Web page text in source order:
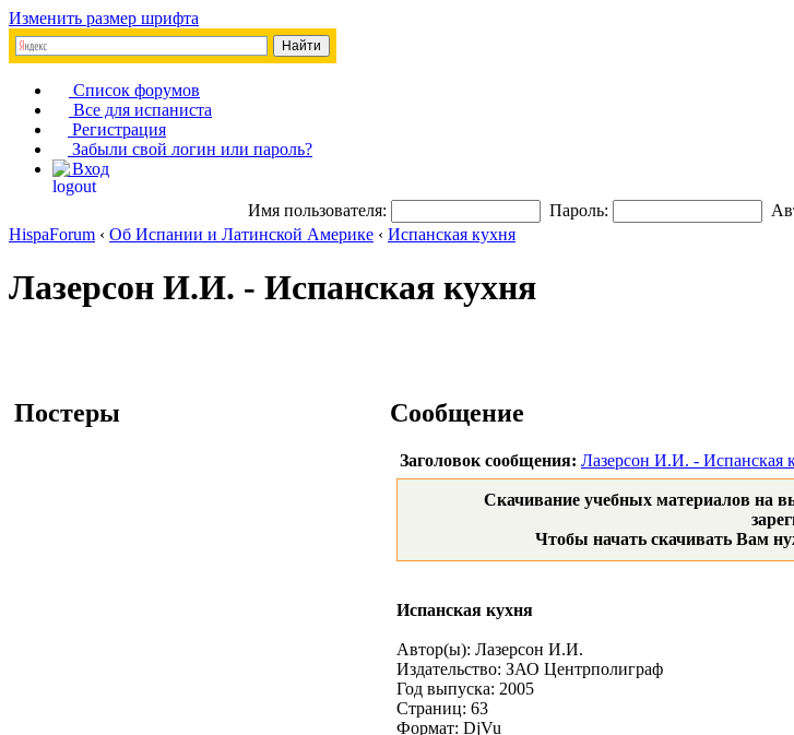
Изменить размер шрифта
Список форумов
Все для испаниста
Регистрация
Забыли свой логин или пароль?
Вход
Имя пользователя: Пароль:
HispaForum ‹ Об Испании и Латинской Америке ‹ Испанская кухня
Лазерсон И.И. - Испанская кухня
Постеры Сообщение
Заголовок сообщения: Лазерсон И.И. - Испанская
Скачивание учебных материалов на
Чтобы начать скачивать Вам
Испанская кухня
Автор(ы): Лазерсон И.И.
Издательство: ЗАО Центрполиграф
Год выпуска: 2005
Страниц: 63
Формат: DjVu